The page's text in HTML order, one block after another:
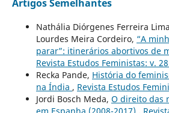
Artigos Semelhantes
Nathália Diórgenes Ferreira
Lourdes Meira Cordeiro, “A
parar”: itinerários abortivos de
Revista Estudos Feministas: v.
Recka Pande, História do
na Índia , Revista Estudos
Jordi Bosch Meda, O direito das
em Espanha (2008-2017) ,